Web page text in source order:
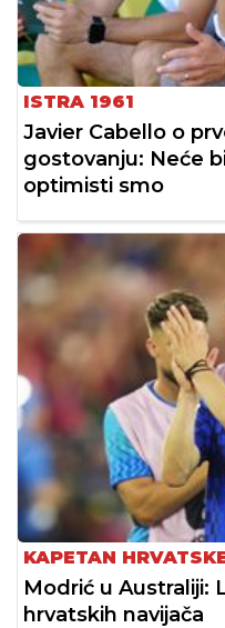
ISTRA 1961
Javier Cabello o
gostovanju: Neće
optimisti smo
KAPETAN
Modrić u Australiji:
hrvatskih navijača